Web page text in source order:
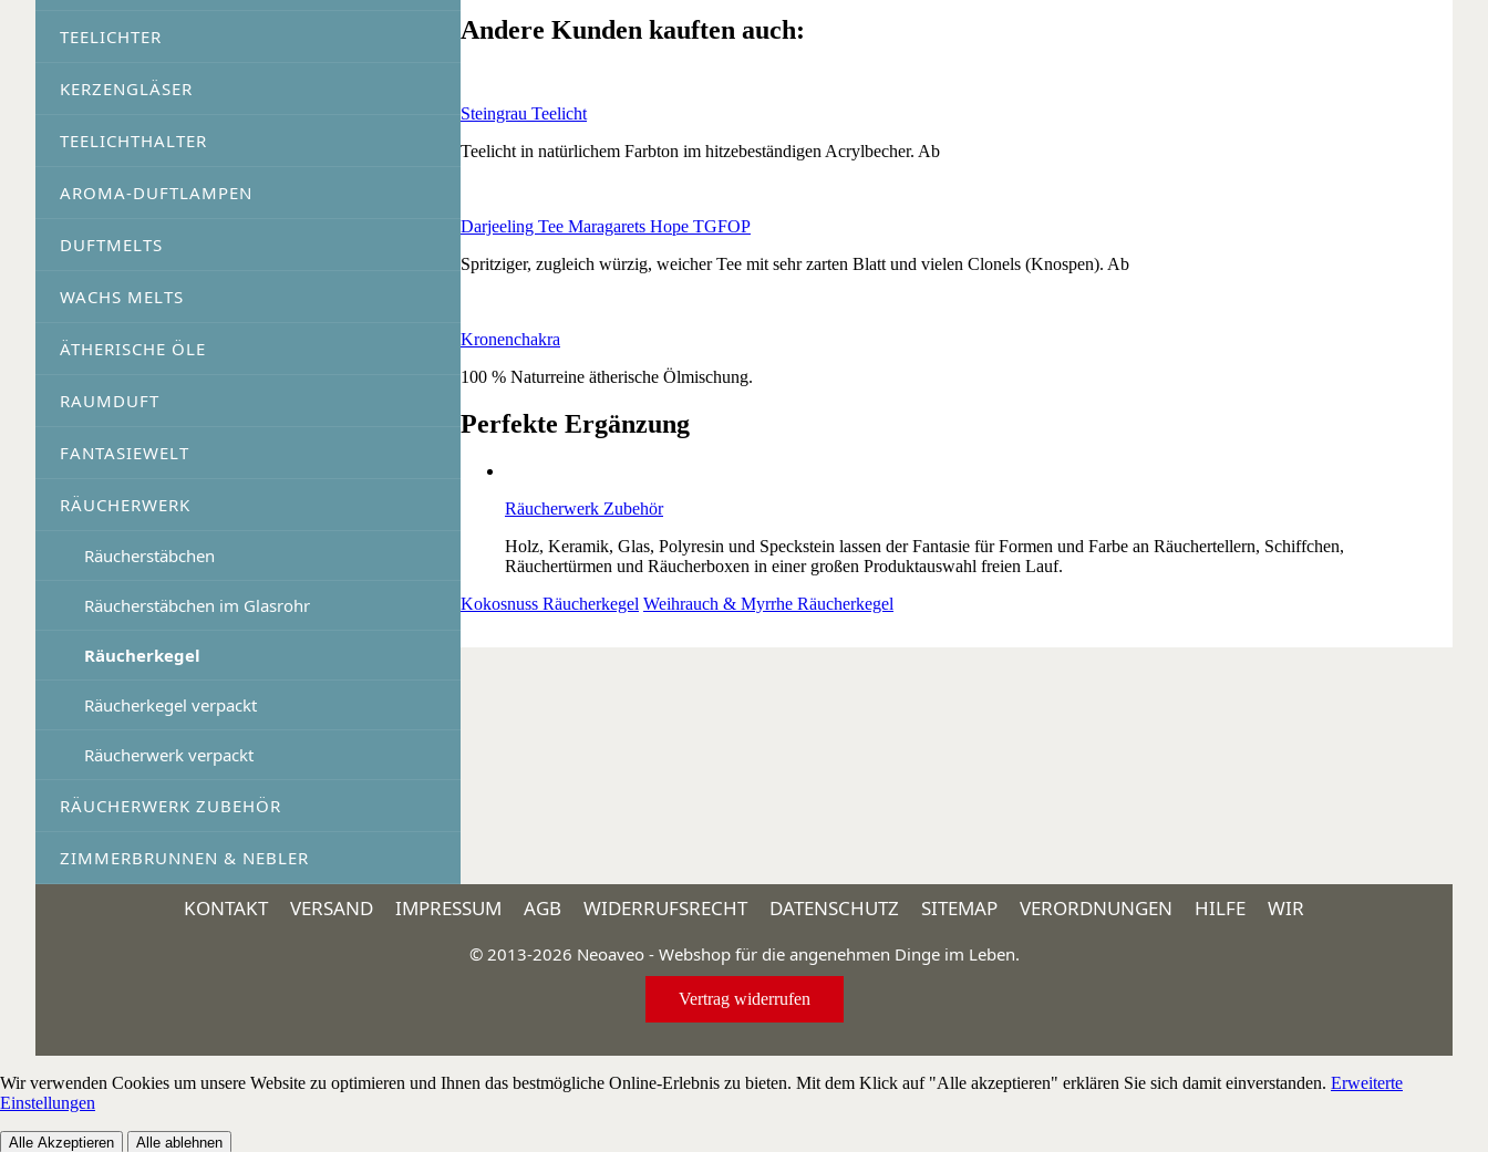
TEELICHTER
KERZENGLÄSER
TEELICHTHALTER
AROMA-DUFTLAMPEN
DUFTMELTS
WACHS MELTS
ÄTHERISCHE ÖLE
RAUMDUFT
FANTASIEWELT
RÄUCHERWERK
Räucherstäbchen
Räucherstäbchen im Glasrohr
Räucherkegel
Räucherkegel verpackt
Räucherwerk verpackt
RÄUCHERWERK ZUBEHÖR
ZIMMERBRUNNEN & NEBLER
Andere Kunden kauften auch:
Steingrau Teelicht
Teelicht in natürlichem Farbton im hitzebeständigen Acrylbecher. Ab
Darjeeling Tee Maragarets Hope TGFOP
Spritziger, zugleich würzig, weicher Tee mit sehr zarten Blatt und vielen Clonels (Knospen). Ab
Kronenchakra
100 % Naturreine ätherische Ölmischung.
Perfekte Ergänzung
Räucherwerk Zubehör
Holz, Keramik, Glas, Polyresin und Speckstein lassen der Fantasie für Formen und Farbe an Räuchertellern, Schiffchen,
Räuchertürmen und Räucherboxen in einer großen Produktauswahl freien Lauf.
Kokosnuss Räucherkegel Weihrauch & Myrrhe Räucherkegel
KONTAKT VERSAND IMPRESSUM AGB WIDERRUFSRECHT DATENSCHUTZ SITEMAP VERORDNUNGEN HILFE WIR
© 2013-2026 Neoaveo - Webshop für die angenehmen Dinge im Leben.
Vertrag widerrufen
Wir verwenden Cookies um unsere Website zu optimieren und Ihnen das bestmögliche Online-Erlebnis zu bieten. Mit dem Klick auf "Alle akzeptieren" erklären Sie sich damit einverstanden. Erweiterte
Einstellungen
Alle Akzeptieren Alle ablehnen